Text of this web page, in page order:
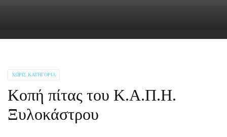
ΧΩΡΊΣ ΚΑΤΗΓΟΡΊΑ
Κοπή πίτας του Κ.Α.Π.Η.
Ξυλοκάστρου